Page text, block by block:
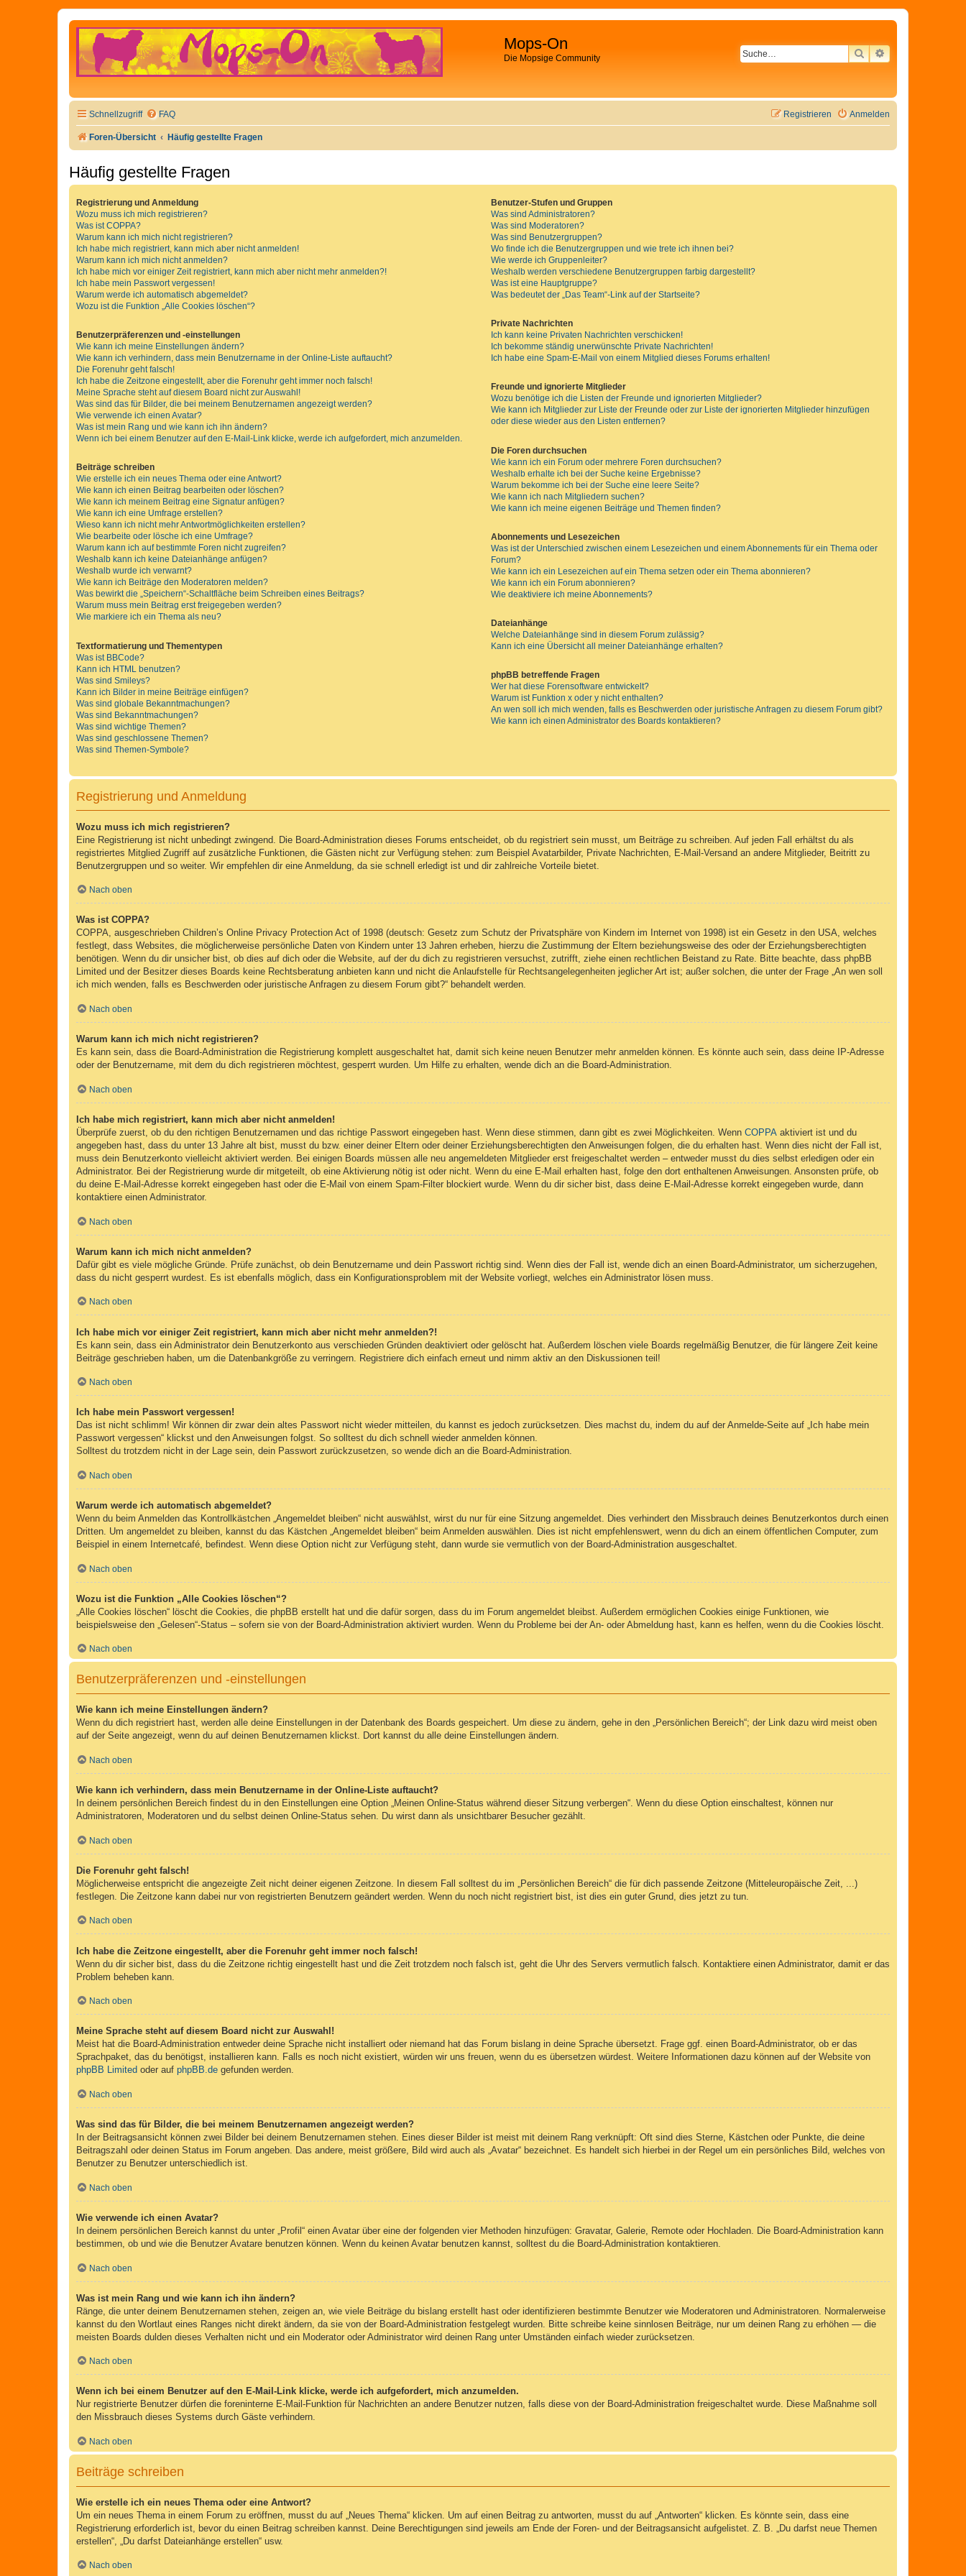
Mops-On
Die Mopsige Community SUCHEERWEITERTE
Schnellzugriff FAQ Anmelden
Registrieren
Foren-Übersicht Häufig gestellte Fragen
Häufig gestellte Fragen
Registrierung und Anmeldung
Wozu muss ich mich registrieren?
Was ist COPPA?
Warum kann ich mich nicht registrieren?
Ich habe mich registriert, kann mich aber nicht anmelden!
Warum kann ich mich nicht anmelden?
Ich habe mich vor einiger Zeit registriert, kann mich aber nicht mehr anmelden?!
Ich habe mein Passwort vergessen!
Warum werde ich automatisch abgemeldet?
Wozu ist die Funktion „Alle Cookies löschen“?
Benutzerpräferenzen und -einstellungen
Wie kann ich meine Einstellungen ändern?
Wie kann ich verhindern, dass mein Benutzername in der Online-Liste auftaucht?
Die Forenuhr geht falsch!
Ich habe die Zeitzone eingestellt, aber die Forenuhr geht immer noch falsch!
Meine Sprache steht auf diesem Board nicht zur Auswahl!
Was sind das für Bilder, die bei meinem Benutzernamen angezeigt werden?
Wie verwende ich einen Avatar?
Was ist mein Rang und wie kann ich ihn ändern?
Wenn ich bei einem Benutzer auf den E-Mail-Link klicke, werde ich aufgefordert, mich anzumelden.
Beiträge schreiben
Wie erstelle ich ein neues Thema oder eine Antwort?
Wie kann ich einen Beitrag bearbeiten oder löschen?
Wie kann ich meinem Beitrag eine Signatur anfügen?
Wie kann ich eine Umfrage erstellen?
Wieso kann ich nicht mehr Antwortmöglichkeiten erstellen?
Wie bearbeite oder lösche ich eine Umfrage?
Warum kann ich auf bestimmte Foren nicht zugreifen?
Weshalb kann ich keine Dateianhänge anfügen?
Weshalb wurde ich verwarnt?
Wie kann ich Beiträge den Moderatoren melden?
Was bewirkt die „Speichern“-Schaltfläche beim Schreiben eines Beitrags?
Warum muss mein Beitrag erst freigegeben werden?
Wie markiere ich ein Thema als neu?
Textformatierung und Thementypen
Was ist BBCode?
Kann ich HTML benutzen?
Was sind Smileys?
Kann ich Bilder in meine Beiträge einfügen?
Was sind globale Bekanntmachungen?
Was sind Bekanntmachungen?
Was sind wichtige Themen?
Was sind geschlossene Themen?
Was sind Themen-Symbole?
Benutzer-Stufen und Gruppen
Was sind Administratoren?
Was sind Moderatoren?
Was sind Benutzergruppen?
Wo finde ich die Benutzergruppen und wie trete ich ihnen bei?
Wie werde ich Gruppenleiter?
Weshalb werden verschiedene Benutzergruppen farbig dargestellt?
Was ist eine Hauptgruppe?
Was bedeutet der „Das Team“-Link auf der Startseite?
Private Nachrichten
Ich kann keine Privaten Nachrichten verschicken!
Ich bekomme ständig unerwünschte Private Nachrichten!
Ich habe eine Spam-E-Mail von einem Mitglied dieses Forums erhalten!
Freunde und ignorierte Mitglieder
Wozu benötige ich die Listen der Freunde und ignorierten Mitglieder?
Wie kann ich Mitglieder zur Liste der Freunde oder zur Liste der ignorierten Mitglieder hinzufügen
oder diese wieder aus den Listen entfernen?
Die Foren durchsuchen
Wie kann ich ein Forum oder mehrere Foren durchsuchen?
Weshalb erhalte ich bei der Suche keine Ergebnisse?
Warum bekomme ich bei der Suche eine leere Seite?
Wie kann ich nach Mitgliedern suchen?
Wie kann ich meine eigenen Beiträge und Themen finden?
Abonnements und Lesezeichen
Was ist der Unterschied zwischen einem Lesezeichen und einem Abonnements für ein Thema oder
Forum?
Wie kann ich ein Lesezeichen auf ein Thema setzen oder ein Thema abonnieren?
Wie kann ich ein Forum abonnieren?
Wie deaktiviere ich meine Abonnements?
Dateianhänge
Welche Dateianhänge sind in diesem Forum zulässig?
Kann ich eine Übersicht all meiner Dateianhänge erhalten?
phpBB betreffende Fragen
Wer hat diese Forensoftware entwickelt?
Warum ist Funktion x oder y nicht enthalten?
An wen soll ich mich wenden, falls es Beschwerden oder juristische Anfragen zu diesem Forum gibt?
Wie kann ich einen Administrator des Boards kontaktieren?
Registrierung und Anmeldung
Wozu muss ich mich registrieren?
Eine Registrierung ist nicht unbedingt zwingend. Die Board-Administration dieses Forums entscheidet, ob du registriert sein musst, um Beiträge zu schreiben. Auf jeden Fall erhältst du als
registriertes Mitglied Zugriff auf zusätzliche Funktionen, die Gästen nicht zur Verfügung stehen: zum Beispiel Avatarbilder, Private Nachrichten, E-Mail-Versand an andere Mitglieder, Beitritt zu
Benutzergruppen und so weiter. Wir empfehlen dir eine Anmeldung, da sie schnell erledigt ist und dir zahlreiche Vorteile bietet.
Nach oben
Was ist COPPA?
COPPA, ausgeschrieben Children’s Online Privacy Protection Act of 1998 (deutsch: Gesetz zum Schutz der Privatsphäre von Kindern im Internet von 1998) ist ein Gesetz in den USA, welches
festlegt, dass Websites, die möglicherweise persönliche Daten von Kindern unter 13 Jahren erheben, hierzu die Zustimmung der Eltern beziehungsweise des oder der Erziehungsberechtigten
benötigen. Wenn du dir unsicher bist, ob dies auf dich oder die Website, auf der du dich zu registrieren versuchst, zutrifft, ziehe einen rechtlichen Beistand zu Rate. Bitte beachte, dass phpBB
Limited und der Besitzer dieses Boards keine Rechtsberatung anbieten kann und nicht die Anlaufstelle für Rechtsangelegenheiten jeglicher Art ist; außer solchen, die unter der Frage „An wen soll
ich mich wenden, falls es Beschwerden oder juristische Anfragen zu diesem Forum gibt?“ behandelt werden.
Nach oben
Warum kann ich mich nicht registrieren?
Es kann sein, dass die Board-Administration die Registrierung komplett ausgeschaltet hat, damit sich keine neuen Benutzer mehr anmelden können. Es könnte auch sein, dass deine IP-Adresse
oder der Benutzername, mit dem du dich registrieren möchtest, gesperrt wurden. Um Hilfe zu erhalten, wende dich an die Board-Administration.
Nach oben
Ich habe mich registriert, kann mich aber nicht anmelden!
Überprüfe zuerst, ob du den richtigen Benutzernamen und das richtige Passwort eingegeben hast. Wenn diese stimmen, dann gibt es zwei Möglichkeiten. Wenn COPPA aktiviert ist und du
angegeben hast, dass du unter 13 Jahre alt bist, musst du bzw. einer deiner Eltern oder deiner Erziehungsberechtigten den Anweisungen folgen, die du erhalten hast. Wenn dies nicht der Fall ist,
muss dein Benutzerkonto vielleicht aktiviert werden. Bei einigen Boards müssen alle neu angemeldeten Mitglieder erst freigeschaltet werden – entweder musst du dies selbst erledigen oder ein
Administrator. Bei der Registrierung wurde dir mitgeteilt, ob eine Aktivierung nötig ist oder nicht. Wenn du eine E-Mail erhalten hast, folge den dort enthaltenen Anweisungen. Ansonsten prüfe, ob
du deine E-Mail-Adresse korrekt eingegeben hast oder die E-Mail von einem Spam-Filter blockiert wurde. Wenn du dir sicher bist, dass deine E-Mail-Adresse korrekt eingegeben wurde, dann
kontaktiere einen Administrator.
Nach oben
Warum kann ich mich nicht anmelden?
Dafür gibt es viele mögliche Gründe. Prüfe zunächst, ob dein Benutzername und dein Passwort richtig sind. Wenn dies der Fall ist, wende dich an einen Board-Administrator, um sicherzugehen,
dass du nicht gesperrt wurdest. Es ist ebenfalls möglich, dass ein Konfigurationsproblem mit der Website vorliegt, welches ein Administrator lösen muss.
Nach oben
Ich habe mich vor einiger Zeit registriert, kann mich aber nicht mehr anmelden?!
Es kann sein, dass ein Administrator dein Benutzerkonto aus verschieden Gründen deaktiviert oder gelöscht hat. Außerdem löschen viele Boards regelmäßig Benutzer, die für längere Zeit keine
Beiträge geschrieben haben, um die Datenbankgröße zu verringern. Registriere dich einfach erneut und nimm aktiv an den Diskussionen teil!
Nach oben
Ich habe mein Passwort vergessen!
Das ist nicht schlimm! Wir können dir zwar dein altes Passwort nicht wieder mitteilen, du kannst es jedoch zurücksetzen. Dies machst du, indem du auf der Anmelde-Seite auf „Ich habe mein
Passwort vergessen“ klickst und den Anweisungen folgst. So solltest du dich schnell wieder anmelden können.
Solltest du trotzdem nicht in der Lage sein, dein Passwort zurückzusetzen, so wende dich an die Board-Administration.
Nach oben
Warum werde ich automatisch abgemeldet?
Wenn du beim Anmelden das Kontrollkästchen „Angemeldet bleiben“ nicht auswählst, wirst du nur für eine Sitzung angemeldet. Dies verhindert den Missbrauch deines Benutzerkontos durch einen
Dritten. Um angemeldet zu bleiben, kannst du das Kästchen „Angemeldet bleiben“ beim Anmelden auswählen. Dies ist nicht empfehlenswert, wenn du dich an einem öffentlichen Computer, zum
Beispiel in einem Internetcafé, befindest. Wenn diese Option nicht zur Verfügung steht, dann wurde sie vermutlich von der Board-Administration ausgeschaltet.
Nach oben
Wozu ist die Funktion „Alle Cookies löschen“?
„Alle Cookies löschen“ löscht die Cookies, die phpBB erstellt hat und die dafür sorgen, dass du im Forum angemeldet bleibst. Außerdem ermöglichen Cookies einige Funktionen, wie
beispielsweise den „Gelesen“-Status – sofern sie von der Board-Administration aktiviert wurden. Wenn du Probleme bei der An- oder Abmeldung hast, kann es helfen, wenn du die Cookies löscht.
Nach oben
Benutzerpräferenzen und -einstellungen
Wie kann ich meine Einstellungen ändern?
Wenn du dich registriert hast, werden alle deine Einstellungen in der Datenbank des Boards gespeichert. Um diese zu ändern, gehe in den „Persönlichen Bereich“; der Link dazu wird meist oben
auf der Seite angezeigt, wenn du auf deinen Benutzernamen klickst. Dort kannst du alle deine Einstellungen ändern.
Nach oben
Wie kann ich verhindern, dass mein Benutzername in der Online-Liste auftaucht?
In deinem persönlichen Bereich findest du in den Einstellungen eine Option „Meinen Online-Status während dieser Sitzung verbergen“. Wenn du diese Option einschaltest, können nur
Administratoren, Moderatoren und du selbst deinen Online-Status sehen. Du wirst dann als unsichtbarer Besucher gezählt.
Nach oben
Die Forenuhr geht falsch!
Möglicherweise entspricht die angezeigte Zeit nicht deiner eigenen Zeitzone. In diesem Fall solltest du im „Persönlichen Bereich“ die für dich passende Zeitzone (Mitteleuropäische Zeit, ...)
festlegen. Die Zeitzone kann dabei nur von registrierten Benutzern geändert werden. Wenn du noch nicht registriert bist, ist dies ein guter Grund, dies jetzt zu tun.
Nach oben
Ich habe die Zeitzone eingestellt, aber die Forenuhr geht immer noch falsch!
Wenn du dir sicher bist, dass du die Zeitzone richtig eingestellt hast und die Zeit trotzdem noch falsch ist, geht die Uhr des Servers vermutlich falsch. Kontaktiere einen Administrator, damit er das
Problem beheben kann.
Nach oben
Meine Sprache steht auf diesem Board nicht zur Auswahl!
Meist hat die Board-Administration entweder deine Sprache nicht installiert oder niemand hat das Forum bislang in deine Sprache übersetzt. Frage ggf. einen Board-Administrator, ob er das
Sprachpaket, das du benötigst, installieren kann. Falls es noch nicht existiert, würden wir uns freuen, wenn du es übersetzen würdest. Weitere Informationen dazu können auf der Website von
phpBB Limited oder auf phpBB.de gefunden werden.
Nach oben
Was sind das für Bilder, die bei meinem Benutzernamen angezeigt werden?
In der Beitragsansicht können zwei Bilder bei deinem Benutzernamen stehen. Eines dieser Bilder ist meist mit deinem Rang verknüpft: Oft sind dies Sterne, Kästchen oder Punkte, die deine
Beitragszahl oder deinen Status im Forum angeben. Das andere, meist größere, Bild wird auch als „Avatar“ bezeichnet. Es handelt sich hierbei in der Regel um ein persönliches Bild, welches von
Benutzer zu Benutzer unterschiedlich ist.
Nach oben
Wie verwende ich einen Avatar?
In deinem persönlichen Bereich kannst du unter „Profil“ einen Avatar über eine der folgenden vier Methoden hinzufügen: Gravatar, Galerie, Remote oder Hochladen. Die Board-Administration kann
bestimmen, ob und wie die Benutzer Avatare benutzen können. Wenn du keinen Avatar benutzen kannst, solltest du die Board-Administration kontaktieren.
Nach oben
Was ist mein Rang und wie kann ich ihn ändern?
Ränge, die unter deinem Benutzernamen stehen, zeigen an, wie viele Beiträge du bislang erstellt hast oder identifizieren bestimmte Benutzer wie Moderatoren und Administratoren. Normalerweise
kannst du den Wortlaut eines Ranges nicht direkt ändern, da sie von der Board-Administration festgelegt wurden. Bitte schreibe keine sinnlosen Beiträge, nur um deinen Rang zu erhöhen — die
meisten Boards dulden dieses Verhalten nicht und ein Moderator oder Administrator wird deinen Rang unter Umständen einfach wieder zurücksetzen.
Nach oben
Wenn ich bei einem Benutzer auf den E-Mail-Link klicke, werde ich aufgefordert, mich anzumelden.
Nur registrierte Benutzer dürfen die foreninterne E-Mail-Funktion für Nachrichten an andere Benutzer nutzen, falls diese von der Board-Administration freigeschaltet wurde. Diese Maßnahme soll
den Missbrauch dieses Systems durch Gäste verhindern.
Nach oben
Beiträge schreiben
Wie erstelle ich ein neues Thema oder eine Antwort?
Um ein neues Thema in einem Forum zu eröffnen, musst du auf „Neues Thema“ klicken. Um auf einen Beitrag zu antworten, musst du auf „Antworten“ klicken. Es könnte sein, dass eine
Registrierung erforderlich ist, bevor du einen Beitrag schreiben kannst. Deine Berechtigungen sind jeweils am Ende der Foren- und der Beitragsansicht aufgelistet. Z. B. „Du darfst neue Themen
erstellen“, „Du darfst Dateianhänge erstellen“ usw.
Nach oben